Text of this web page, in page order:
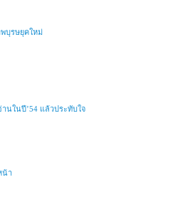
บุรษยุคใหม่
นในปี’54 แล้วประทับใจ
น้า